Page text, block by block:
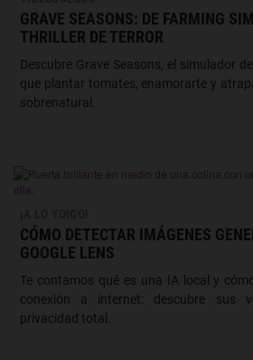
GRAVE SEASONS: DE FARMING
THRILLER DE TERROR
Descubre Grave Seasons, el simulador
que plantar tomates, enamorarte y
sobrenatural.
CÓMO DETECTAR IMÁGENES
GOOGLE LENS
Te contamos qué es una IA local y
conexión a internet: descubre sus
privacidad total.